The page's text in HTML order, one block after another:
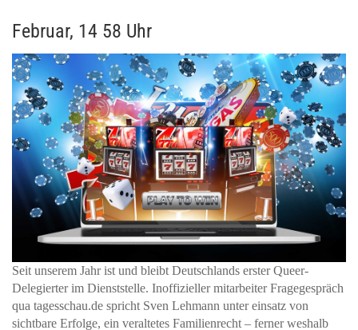
Februar, 14 58 Uhr
Seit unserem Jahr ist und bleibt Deutschlands erster Queer-
Delegierter im Dienststelle. Inoffizieller mitarbeiter Fragegespräch
qua tagesschau.de spricht Sven Lehmann unter einsatz von
sichtbare Erfolge, ein veraltetes Familienrecht – ferner weshalb